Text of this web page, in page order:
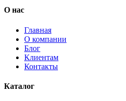
О нас
Главная
О компании
Блог
Клиентам
Контакты
Каталог